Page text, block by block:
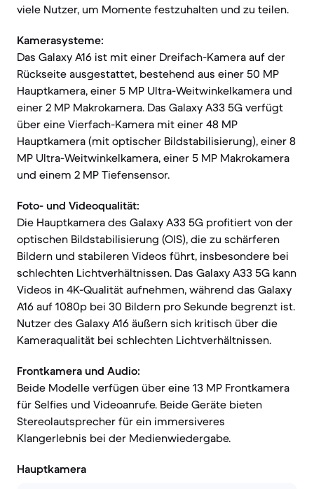
viele Nutzer, um Momente festzuhalten und zu teilen.
Kamerasysteme:
Das Galaxy A16 ist mit einer Dreifach-Kamera auf der
Rückseite ausgestattet, bestehend aus einer 50 MP
Hauptkamera, einer 5 MP Ultra-Weitwinkelkamera und
einer 2 MP Makrokamera. Das Galaxy A33 5G verfügt
über eine Vierfach-Kamera mit einer 48 MP
Hauptkamera (mit optischer Bildstabilisierung), einer 8
MP Ultra-Weitwinkelkamera, einer 5 MP Makrokamera
und einem 2 MP Tiefensensor.
Foto- und Videoqualität:
Die Hauptkamera des Galaxy A33 5G profitiert von der
optischen Bildstabilisierung (OIS), die zu schärferen
Bildern und stabileren Videos führt, insbesondere bei
schlechten Lichtverhältnissen. Das Galaxy A33 5G kann
Videos in 4K-Qualität aufnehmen, während das Galaxy
A16 auf 1080p bei 30 Bildern pro Sekunde begrenzt ist.
Nutzer des Galaxy A16 äußern sich kritisch über die
Kameraqualität bei schlechten Lichtverhältnissen.
Frontkamera und Audio:
Beide Modelle verfügen über eine 13 MP Frontkamera
für Selfies und Videoanrufe. Beide Geräte bieten
Stereolautsprecher für ein immersiveres
Klangerlebnis bei der Medienwiedergabe.
Hauptkamera